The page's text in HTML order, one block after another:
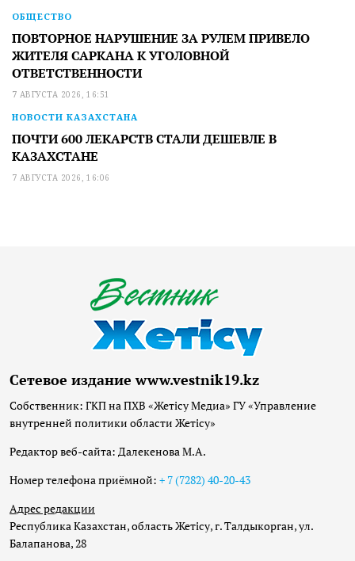
ОБЩЕСТВО
ПОВТОРНОЕ НАРУШЕНИЕ ЗА РУЛЕМ ПРИВЕЛО
ЖИТЕЛЯ САРКАНА К УГОЛОВНОЙ
ОТВЕТСТВЕННОСТИ
7 АВГУСТА 2026, 16:51
НОВОСТИ КАЗАХСТАНА
ПОЧТИ 600 ЛЕКАРСТВ СТАЛИ ДЕШЕВЛЕ В
КАЗАХСТАНЕ
7 АВГУСТА 2026, 16:06
Сетевое издание www.vestnik19.kz
Собственник: ГКП на ПХВ «Жетісу Медиа» ГУ «Управление
внутренней политики области Жетісу»
Редактор веб-сайта: Далекенова М.А.
Номер телефона приёмной: + 7 (7282) 40-20-43
Адрес редакции
Республика Казахстан, область Жетісу, г. Талдыкорган, ул.
Балапанова, 28